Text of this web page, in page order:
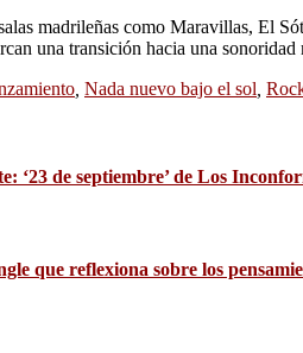
madrileñas como Maravillas, El
una transición hacia una sonoridad
, Nada nuevo bajo el sol,
‘23 de septiembre’ de Los
que reflexiona sobre los